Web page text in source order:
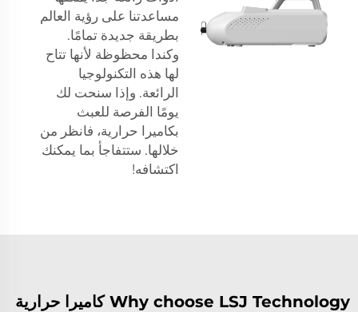
مساعدتنا على رؤية العالم
بطريقة جديدة تمامًا.
وكندا محظوظة لأنها تتاح
لها هذه التكنولوجيا
الرائعة. وإذا سنحت لك
يومًا الفرصة للعبث
بكاميرا حرارية، فانظر من
خلالها. ستتفاجأ بما يمكنك
اكتشافه!
Why choose LSJ Technology كاميرا حرارية